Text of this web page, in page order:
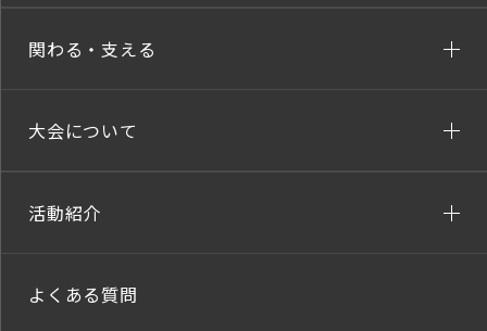
関わる・支える
大会について
活動紹介
よくある質問